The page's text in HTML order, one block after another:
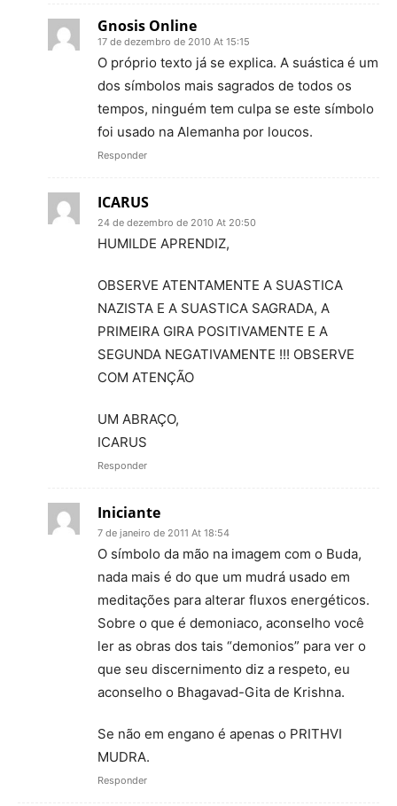
Gnosis Online
17 de dezembro de 2010 At 15:15
O próprio texto já se explica. A suástica é um
dos símbolos mais sagrados de todos os
tempos, ninguém tem culpa se este símbolo
foi usado na Alemanha por loucos.
Responder
ICARUS
24 de dezembro de 2010 At 20:50
HUMILDE APRENDIZ,
OBSERVE ATENTAMENTE A SUASTICA
NAZISTA E A SUASTICA SAGRADA, A
PRIMEIRA GIRA POSITIVAMENTE E A
SEGUNDA NEGATIVAMENTE !!! OBSERVE
COM ATENÇÃO
UM ABRAÇO,
ICARUS
Responder
Iniciante
7 de janeiro de 2011 At 18:54
O símbolo da mão na imagem com o Buda,
nada mais é do que um mudrá usado em
meditações para alterar fluxos energéticos.
Sobre o que é demoniaco, aconselho você
ler as obras dos tais “demonios” para ver o
que seu discernimento diz a respeto, eu
aconselho o Bhagavad-Gita de Krishna.
Se não em engano é apenas o PRITHVI
MUDRA.
Responder